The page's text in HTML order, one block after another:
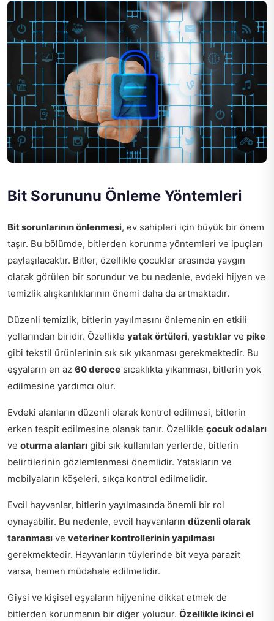
Bit Sorununu Önleme Yöntemleri
Bit sorunlarının önlenmesi, ev sahipleri için büyük bir önem
taşır. Bu bölümde, bitlerden korunma yöntemleri ve ipuçları
paylaşılacaktır. Bitler, özellikle çocuklar arasında yaygın
olarak görülen bir sorundur ve bu nedenle, evdeki hijyen ve
temizlik alışkanlıklarının önemi daha da artmaktadır.
Düzenli temizlik, bitlerin yayılmasını önlemenin en etkili
yollarından biridir. Özellikle yatak örtüleri, yastıklar ve pike
gibi tekstil ürünlerinin sık sık yıkanması gerekmektedir. Bu
eşyaların en az 60 derece sıcaklıkta yıkanması, bitlerin yok
edilmesine yardımcı olur.
Evdeki alanların düzenli olarak kontrol edilmesi, bitlerin
erken tespit edilmesine olanak tanır. Özellikle çocuk odaları
ve oturma alanları gibi sık kullanılan yerlerde, bitlerin
belirtilerinin gözlemlenmesi önemlidir. Yatakların ve
mobilyaların köşeleri, sıkça kontrol edilmelidir.
Evcil hayvanlar, bitlerin yayılmasında önemli bir rol
oynayabilir. Bu nedenle, evcil hayvanların düzenli olarak
taranması ve veteriner kontrollerinin yapılması
gerekmektedir. Hayvanların tüylerinde bit veya parazit
varsa, hemen müdahale edilmelidir.
Giysi ve kişisel eşyaların hijyenine dikkat etmek de
bitlerden korunmanın bir diğer yoludur. Özellikle ikinci el